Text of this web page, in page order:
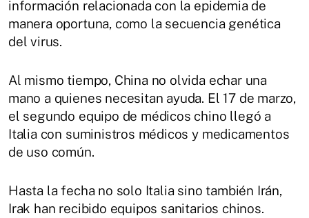
información relacionada con la epidemia de
manera oportuna, como la secuencia genética
del virus.
Al mismo tiempo, China no olvida echar una
mano a quienes necesitan ayuda. El 17 de marzo,
el segundo equipo de médicos chino llegó a
Italia con suministros médicos y medicamentos
de uso común.
Hasta la fecha no solo Italia sino también Irán,
Irak han recibido equipos sanitarios chinos.